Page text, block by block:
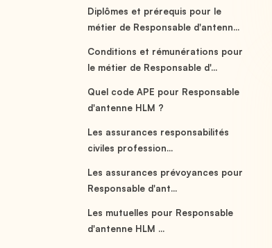
Diplômes et prérequis pour le
métier de Responsable d'antenn...
Conditions et rémunérations pour
le métier de Responsable d'...
Quel code APE pour Responsable
d'antenne HLM ?
Les assurances responsabilités
civiles profession...
Les assurances prévoyances pour
Responsable d'ant...
Les mutuelles pour Responsable
d'antenne HLM ...